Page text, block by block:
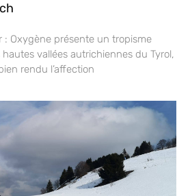
: Oxygène présente un tropisme
vallées autrichiennes du Tyrol,
rendu l’affection